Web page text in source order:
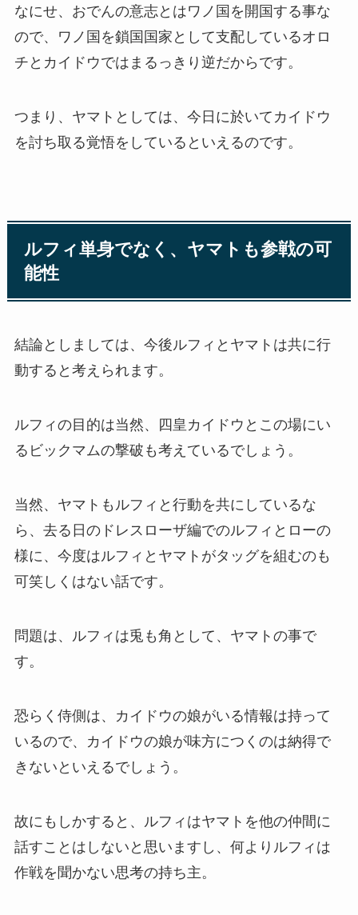
なにせ、おでんの意志とはワノ国を開国する事な
ので、ワノ国を鎖国国家として支配しているオロ
チとカイドウではまるっきり逆だからです。
つまり、ヤマトとしては、今日に於いてカイドウ
を討ち取る覚悟をしているといえるのです。
ルフィ単身でなく、ヤマトも参戦の可
能性
結論としましては、今後ルフィとヤマトは共に行
動すると考えられます。
ルフィの目的は当然、四皇カイドウとこの場にい
るビックマムの撃破も考えているでしょう。
当然、ヤマトもルフィと行動を共にしているな
ら、去る日のドレスローザ編でのルフィとローの
様に、今度はルフィとヤマトがタッグを組むのも
可笑しくはない話です。
問題は、ルフィは兎も角として、ヤマトの事で
す。
恐らく侍側は、カイドウの娘がいる情報は持って
いるので、カイドウの娘が味方につくのは納得で
きないといえるでしょう。
故にもしかすると、ルフィはヤマトを他の仲間に
話すことはしないと思いますし、何よりルフィは
作戦を聞かない思考の持ち主。